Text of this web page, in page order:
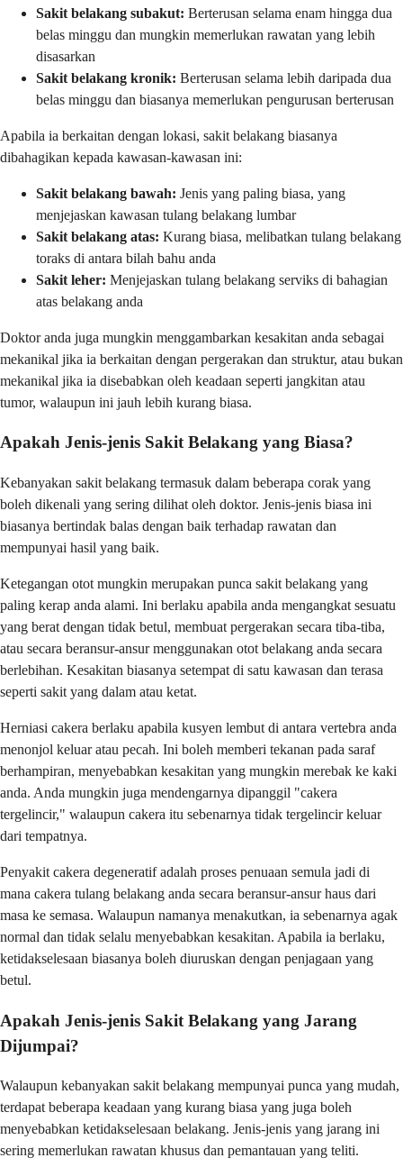
Sakit belakang subakut: Berterusan selama enam hingga dua
belas minggu dan mungkin memerlukan rawatan yang lebih
disasarkan
Sakit belakang kronik: Berterusan selama lebih daripada dua
belas minggu dan biasanya memerlukan pengurusan berterusan
Apabila ia berkaitan dengan lokasi, sakit belakang biasanya
dibahagikan kepada kawasan-kawasan ini:
Sakit belakang bawah: Jenis yang paling biasa, yang
menjejaskan kawasan tulang belakang lumbar
Sakit belakang atas: Kurang biasa, melibatkan tulang belakang
toraks di antara bilah bahu anda
Sakit leher: Menjejaskan tulang belakang serviks di bahagian
atas belakang anda
Doktor anda juga mungkin menggambarkan kesakitan anda sebagai
mekanikal jika ia berkaitan dengan pergerakan dan struktur, atau bukan
mekanikal jika ia disebabkan oleh keadaan seperti jangkitan atau
tumor, walaupun ini jauh lebih kurang biasa.
Apakah Jenis-jenis Sakit Belakang yang Biasa?
Kebanyakan sakit belakang termasuk dalam beberapa corak yang
boleh dikenali yang sering dilihat oleh doktor. Jenis-jenis biasa ini
biasanya bertindak balas dengan baik terhadap rawatan dan
mempunyai hasil yang baik.
Ketegangan otot mungkin merupakan punca sakit belakang yang
paling kerap anda alami. Ini berlaku apabila anda mengangkat sesuatu
yang berat dengan tidak betul, membuat pergerakan secara tiba-tiba,
atau secara beransur-ansur menggunakan otot belakang anda secara
berlebihan. Kesakitan biasanya setempat di satu kawasan dan terasa
seperti sakit yang dalam atau ketat.
Herniasi cakera berlaku apabila kusyen lembut di antara vertebra anda
menonjol keluar atau pecah. Ini boleh memberi tekanan pada saraf
berhampiran, menyebabkan kesakitan yang mungkin merebak ke kaki
anda. Anda mungkin juga mendengarnya dipanggil "cakera
tergelincir," walaupun cakera itu sebenarnya tidak tergelincir keluar
dari tempatnya.
Penyakit cakera degeneratif adalah proses penuaan semula jadi di
mana cakera tulang belakang anda secara beransur-ansur haus dari
masa ke semasa. Walaupun namanya menakutkan, ia sebenarnya agak
normal dan tidak selalu menyebabkan kesakitan. Apabila ia berlaku,
ketidakselesaan biasanya boleh diuruskan dengan penjagaan yang
betul.
Apakah Jenis-jenis Sakit Belakang yang Jarang
Dijumpai?
Walaupun kebanyakan sakit belakang mempunyai punca yang mudah,
terdapat beberapa keadaan yang kurang biasa yang juga boleh
menyebabkan ketidakselesaan belakang. Jenis-jenis yang jarang ini
sering memerlukan rawatan khusus dan pemantauan yang teliti.